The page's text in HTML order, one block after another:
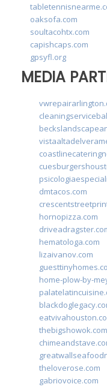
oaksofa.com
soultacohtx.com
capishcaps.com
gpsyfl.org
MEDIA
dmtacos.com
hornopizza.com
hematologa.com
lizaivanov.com
home-plow-by-
thebigshowok.com
theloverose.com
gabriovoice.com